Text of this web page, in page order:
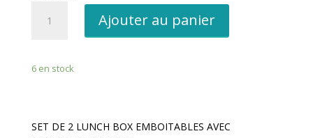
2
AVEC
Ajouter au panier
6 en stock
SET DE 2 LUNCH BOX EMBOITABLES AVEC